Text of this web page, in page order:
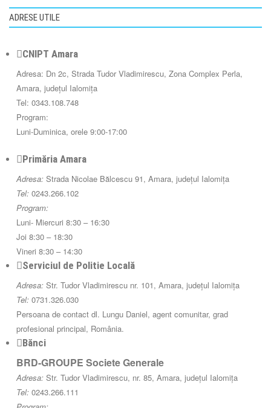
ADRESE UTILE
CNIPT Amara
Adresa: Dn 2c, Strada Tudor Vladimirescu, Zona Complex Perla,
Amara, județul Ialomița
Tel: 0343.108.748
Program:
Luni-Duminica, orele 9:00-17:00
Primăria Amara
Adresa: Strada Nicolae Bălcescu 91, Amara, județul Ialomița
Tel: 0243.266.102
Program:
Luni- Miercuri 8:30 – 16:30
Joi 8:30 – 18:30
Vineri 8:30 – 14:30
Serviciul de Politie Locală
Adresa: Str. Tudor Vladimirescu nr. 101, Amara, județul Ialomița
Tel: 0731.326.030
Persoana de contact dl. Lungu Daniel, agent comunitar, grad
profesional principal, România.
Bănci
BRD-GROUPE Societe Generale
Adresa: Str. Tudor Vladimirescu, nr. 85, Amara, județul Ialomița
Tel: 0243.266.111